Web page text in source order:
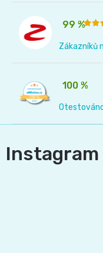
99 %
Zákazníků
100 %
Instagram